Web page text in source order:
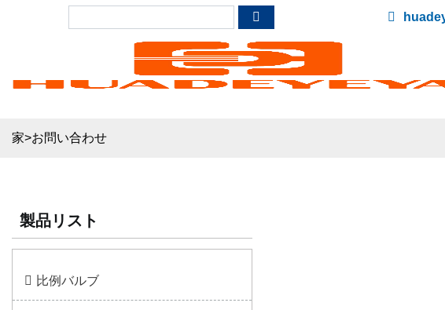
家>お問い合わせ
製品リスト
比例バルブ